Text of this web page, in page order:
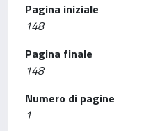
Pagina iniziale
148
Pagina finale
148
Numero di pagine
1